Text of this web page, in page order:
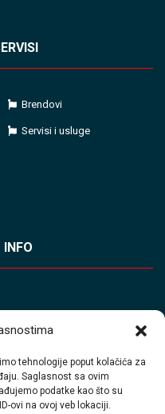
tehnologije poput kolačića za
Saglasnost sa ovim
podatke kao što su
ovi na ovoj veb lokaciji.
Brendovi
Servisi i usluge
INFO